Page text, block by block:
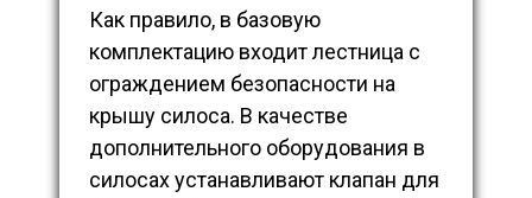
Как правило, в базовую
комплектацию входит лестница с
ограждением безопасности на
крышу силоса. В качестве
дополнительного оборудования в
силосах устанавливают клапан для